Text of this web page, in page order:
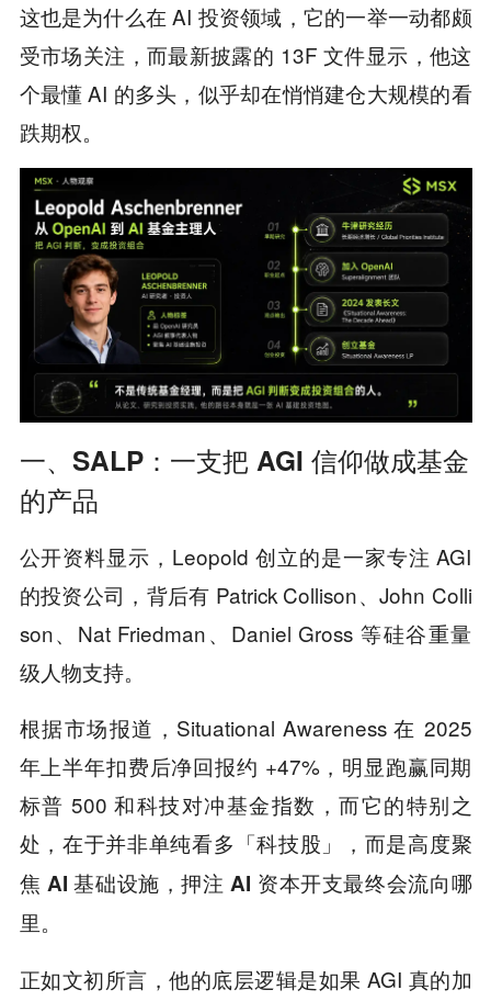
这也是为什么在 AI 投资领域，它的一举一动都颇
受市场关注，而最新披露的 13F 文件显示，他这
个最懂 AI 的多头，似乎却在悄悄建仓大规模的看
跌期权。
一、SALP：一支把 AGI 信仰做成基金
的产品
公开资料显示，Leopold 创立的是一家专注 AGI
的投资公司，背后有 Patrick Collison、John Colli
son、Nat Friedman、Daniel Gross 等硅谷重量
级人物支持。
根据市场报道，Situational Awareness 在 2025
年上半年扣费后净回报约 +47%，明显跑赢同期
标普 500 和科技对冲基金指数，而它的特别之
处，在于并非单纯看多「科技股」，而是高度聚
焦 AI 基础设施，押注 AI 资本开支最终会流向哪
里。
正如文初所言，他的底层逻辑是如果 AGI 真的加